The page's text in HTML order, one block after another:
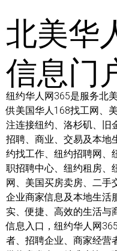
北美华
信息门
纽约华人网365是服务北
供美国华人168找工网、
注连接纽约、洛杉矶、旧
招聘、商业、交易及本地
约找工作、纽约招聘网、
职招聘中心、纽约租房、
网、美国买房卖房、二手
企业商家信息及本地生活
实、便捷、高效的生活与
信息入口，纽约华人网
者、招聘企业、商家经营